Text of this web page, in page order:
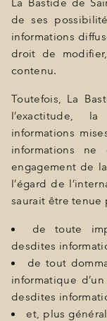
La Bastide de
de ses
informations
droit de
contenu.
Toutefois, La
l’exactitude,
informations
informations
engagement de
l’égard de
saurait être tenue
de toute
desdites
de tout
informatique
desdites
et, plus